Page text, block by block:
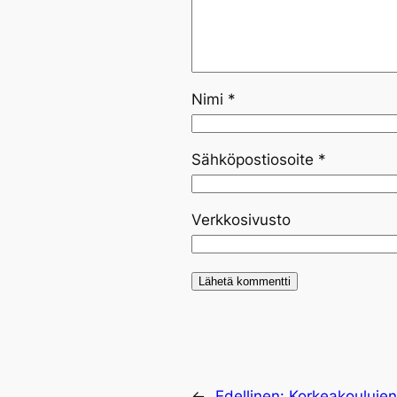
Nimi *
Sähköpostiosoite *
Verkkosivusto